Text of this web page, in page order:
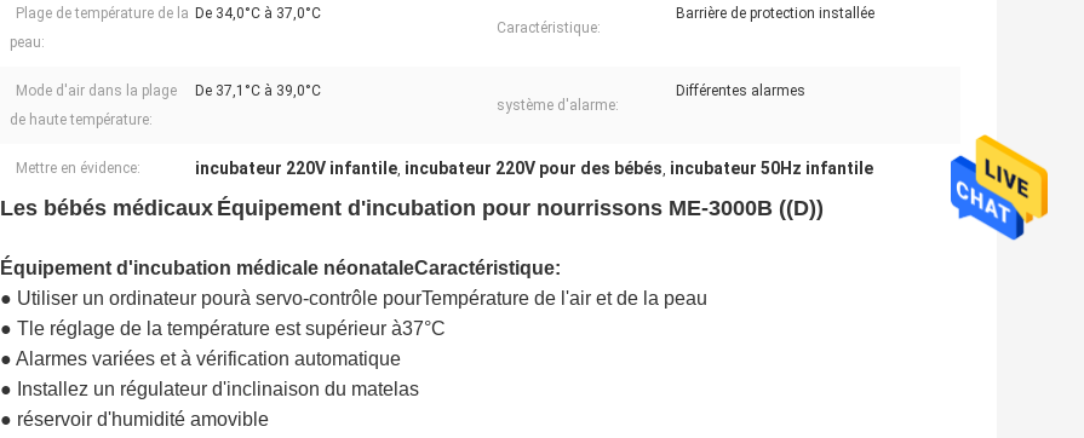
Plage de température de la
peau:
De 34,0°C à 37,0°C
Caractéristique:
Barrière de protection installée
Mode d'air dans la plage
de haute température:
De 37,1°C à 39,0°C
système d'alarme:
Différentes alarmes
Mettre en évidence: incubateur 220V infantile, incubateur 220V pour des bébés, incubateur 50Hz infantile
Les bébés médicaux Équipement d'incubation pour nourrissons ME-3000B ((D))
Équipement d'incubation médicale néonataleCaractéristique:
● Utiliser un ordinateur pourà servo-contrôle pourTempérature de l'air et de la peau
● T le réglage de la température est supérieur à37°C
● Alarmes variées et à vérification automatique
● Installez un régulateur d'inclinaison du matelas
● réservoir d'humidité amovible